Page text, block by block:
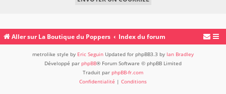
Aller sur La Boutique du Poppers Index du forum
metrolike style by Eric Seguin Updated for phpBB3.3 by Ian Bradley
Développé par phpBB® Forum Software © phpBB Limited
Traduit par phpBB-fr.com
Confidentialité | Conditions